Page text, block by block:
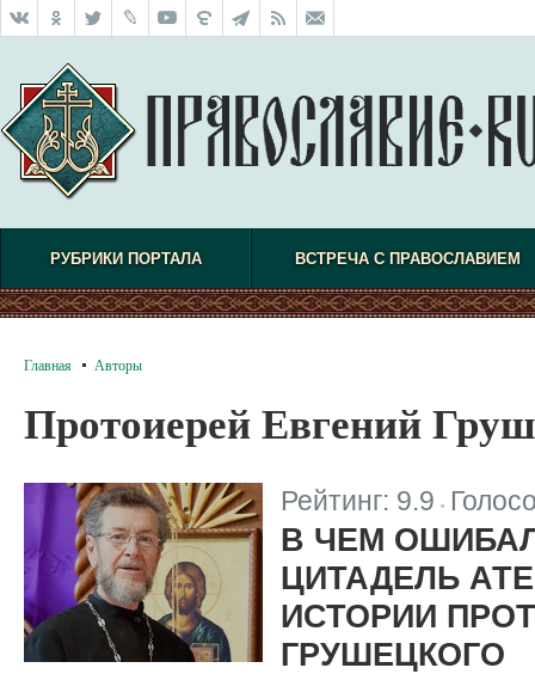
РУБРИКИ ПОРТАЛА ВСТРЕЧА С ПРАВОСЛАВИЕМ
Главная Авторы
Протоиерей Евгений
Рейтинг: 9.9
В ЧЕМ
ЦИТАДЕЛЬ
ИСТОРИИ
ГРУШЕЦКОГО